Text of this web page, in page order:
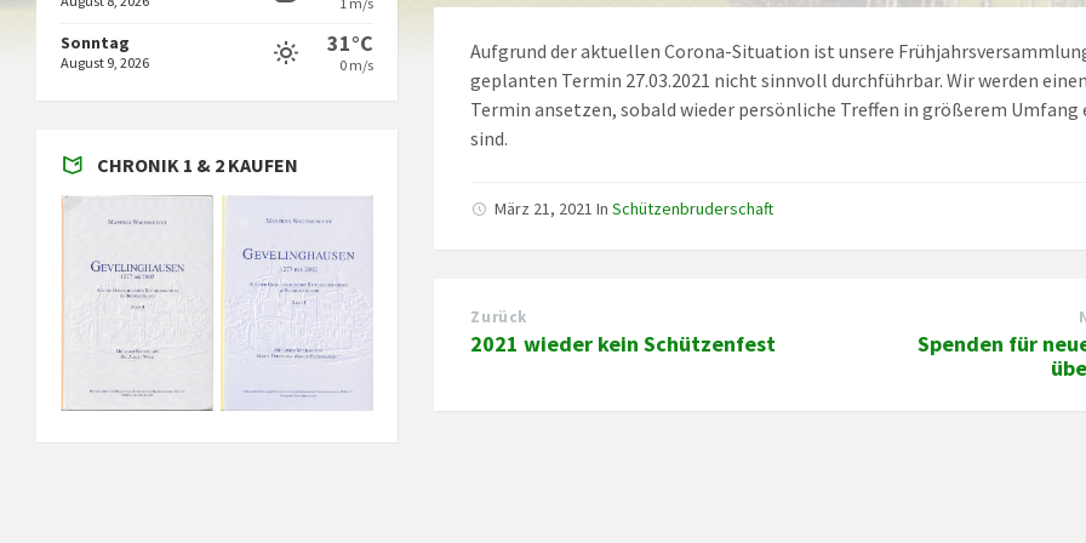
Aufgrund der aktuellen Corona-Situation ist unsere
geplanten Termin 27.03.2021 nicht sinnvoll durchführbar. Wir werden
Termin ansetzen, sobald wieder persönliche Treffen in größerem Umfang
sind.
März 21, 2021InSchützenbruderschaft
Zurück
2021 wieder kein Schützenfest
Spenden für
Sonntag
August 9, 2026
31°C
0 m/s
CHRONIK 1 & 2 KAUFEN